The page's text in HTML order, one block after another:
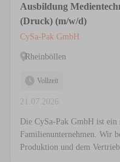
Ausbildung
(Druck) (m/w/d)
CySa-Pak GmbH
Rheinböllen
Vollzeit
21.07.2026
Die CySa-Pak GmbH ist ein
Familienunternehmen. Wir
Produktion und dem